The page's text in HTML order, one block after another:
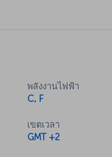
พลังงานไฟฟ้า
C, F
เขตเวลา
GMT +2